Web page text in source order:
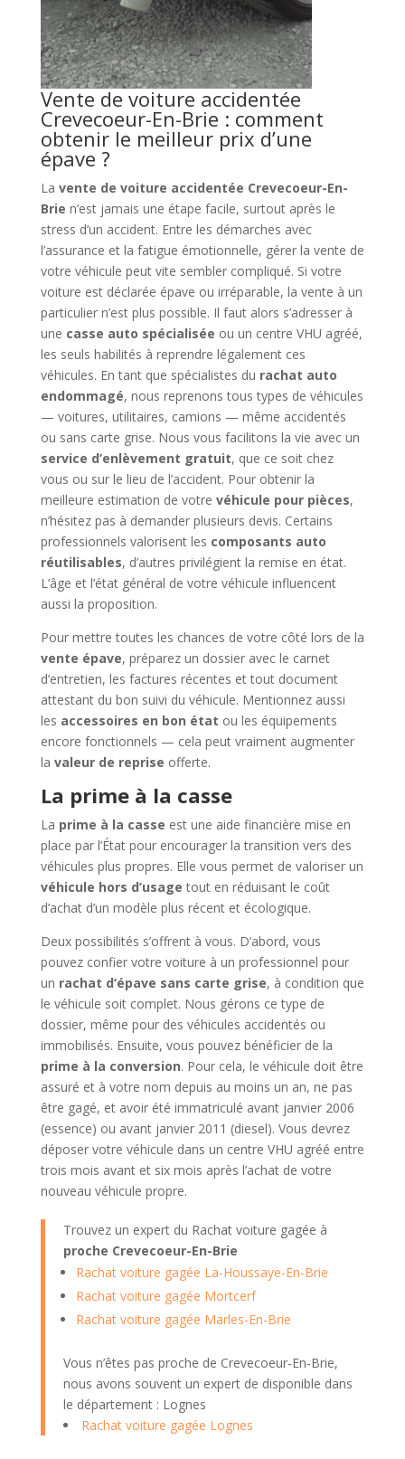
Vente de voiture accidentée
Crevecoeur-En-Brie : comment
obtenir le meilleur prix d’une
épave ?
La vente de voiture accidentée Crevecoeur-En-
Brie n’est jamais une étape facile, surtout après le
stress d’un accident. Entre les démarches avec
l’assurance et la fatigue émotionnelle, gérer la vente de
votre véhicule peut vite sembler compliqué. Si votre
voiture est déclarée épave ou irréparable, la vente à un
particulier n’est plus possible. Il faut alors s’adresser à
une casse auto spécialisée ou un centre VHU agréé,
les seuls habilités à reprendre légalement ces
véhicules. En tant que spécialistes du rachat auto
endommagé, nous reprenons tous types de véhicules
— voitures, utilitaires, camions — même accidentés
ou sans carte grise. Nous vous facilitons la vie avec un
service d’enlèvement gratuit, que ce soit chez
vous ou sur le lieu de l’accident. Pour obtenir la
meilleure estimation de votre véhicule pour pièces,
n’hésitez pas à demander plusieurs devis. Certains
professionnels valorisent les composants auto
réutilisables, d’autres privilégient la remise en état.
L’âge et l’état général de votre véhicule influencent
aussi la proposition.
Pour mettre toutes les chances de votre côté lors de la
vente épave, préparez un dossier avec le carnet
d’entretien, les factures récentes et tout document
attestant du bon suivi du véhicule. Mentionnez aussi
les accessoires en bon état ou les équipements
encore fonctionnels — cela peut vraiment augmenter
la valeur de reprise offerte.
La prime à la casse
La prime à la casse est une aide financière mise en
place par l’État pour encourager la transition vers des
véhicules plus propres. Elle vous permet de valoriser un
véhicule hors d’usage tout en réduisant le coût
d’achat d’un modèle plus récent et écologique.
Deux possibilités s’offrent à vous. D’abord, vous
pouvez confier votre voiture à un professionnel pour
un rachat d’épave sans carte grise, à condition que
le véhicule soit complet. Nous gérons ce type de
dossier, même pour des véhicules accidentés ou
immobilisés. Ensuite, vous pouvez bénéficier de la
prime à la conversion. Pour cela, le véhicule doit être
assuré et à votre nom depuis au moins un an, ne pas
être gagé, et avoir été immatriculé avant janvier 2006
(essence) ou avant janvier 2011 (diesel). Vous devrez
déposer votre véhicule dans un centre VHU agréé entre
trois mois avant et six mois après l’achat de votre
nouveau véhicule propre.
Trouvez un expert du Rachat voiture gagée à
proche Crevecoeur-En-Brie
Rachat voiture gagée La-Houssaye-En-Brie
Rachat voiture gagée Mortcerf
Rachat voiture gagée Marles-En-Brie
Vous n’êtes pas proche de Crevecoeur-En-Brie,
nous avons souvent un expert de disponible dans
le département : Lognes
Rachat voiture gagée Lognes